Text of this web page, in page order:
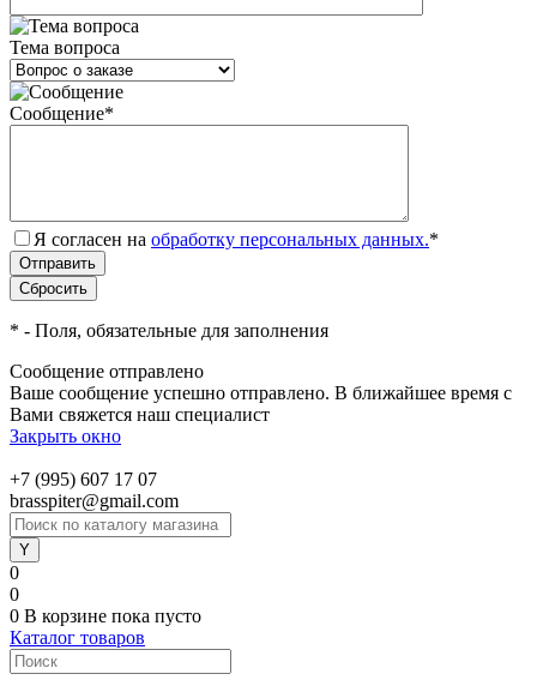
Тема вопроса
Сообщение*
Я согласен на обработку персональных данных.*
* - Поля, обязательные для заполнения
Сообщение отправлено
Ваше сообщение успешно отправлено. В ближайшее время с
Вами свяжется наш специалист
Закрыть окно
+7 (995) 607 17 07
brasspiter@gmail.com
0
0
0 В корзине пока пусто
Каталог товаров